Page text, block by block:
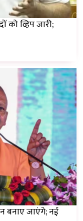
को व्हिप जारी;
बनाए जाएंगे; नई